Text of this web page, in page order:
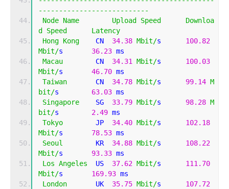
---------------------------
Node Name Upload Speed
Downloa
d
Speed
Latency
Hong Kong
    CN
34.38 Mbit/s 100.82
Mbit/s 36.23 ms
Macau
        CN
34.31 Mbit/s 100.03
Mbit/s 46.70 ms
Taiwan
       CN
34.78 Mbit/s 99.14 M
bit/s 63.03 ms
Singapore
    SG
33.79 Mbit/s 98.28 M
bit/s 2.49 ms
Tokyo
        JP
34.40 Mbit/s 102.18
Mbit/s 78.53 ms
Seoul
        KR
34.88 Mbit/s 108.22
Mbit/s 93.33 ms
Los Angeles
  US
37.62 Mbit/s 111.70
Mbit/s 169.93 ms
London
       UK
35.75 Mbit/s 107.72